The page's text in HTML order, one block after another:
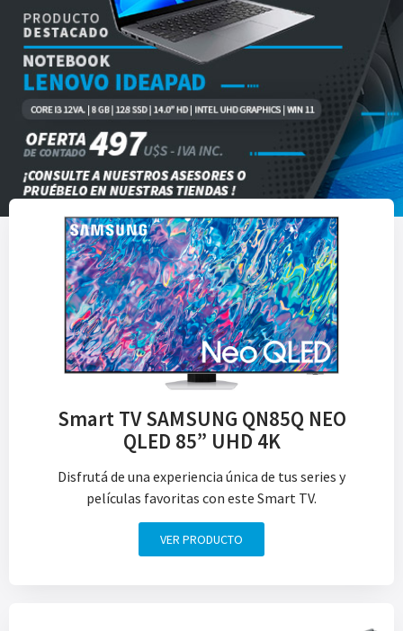
Smart TV SAMSUNG QN85Q NEO
QLED 85” UHD 4K
Disfrutá de una experiencia única de tus series y
películas favoritas con este Smart TV.
VER PRODUCTO